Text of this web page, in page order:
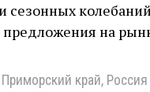
сезонных
предложения на
Приморский край, Россия